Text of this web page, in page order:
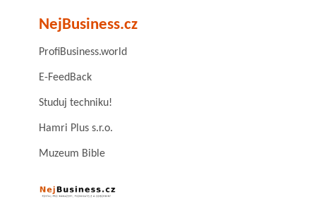
NejBusiness.cz
ProfiBusiness.world
E-FeedBack
Studuj techniku!
Hamri Plus s.r.o.
Muzeum Bible